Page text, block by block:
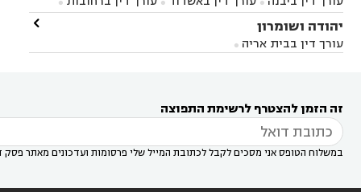
במודיעין
עורך דין בהרצליה עורך דין בחולון
עורך
דין בקרית אונו
אונו
עורך דין בבת ים
דין בשוהם 



עורך דין בראשון לציון עורך דין במודיעין
עורך דין
בבאר יעקב
עורך דין בגדרהיהודה ושומרון
עורך דין בבית אריה 

זה הזמן להצטרף לרשימת התפוצה
במשלוח הטופס אני מסכים לקבל לכתובת המייל שלי פרסומות ועדכונים מאתר פסק